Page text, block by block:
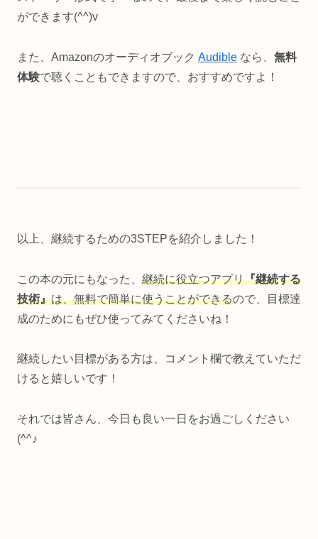
ができます(^^)v
また、Amazonのオーディオブック Audible なら、 無料
体験で聴くこともできますので、おすすめですよ！
以上、継続するための3STEPを紹介しました！
この本の元にもなった、 継続に役立つアプリ『継続する
技術』は、無料で簡単に使うことができるので、目標達
成のためにもぜひ使ってみてくださいね！
継続したい目標がある方は、コメント欄で教えていただ
けると嬉しいです！
それでは皆さん、今日も良い一日をお過ごしください
(^^♪